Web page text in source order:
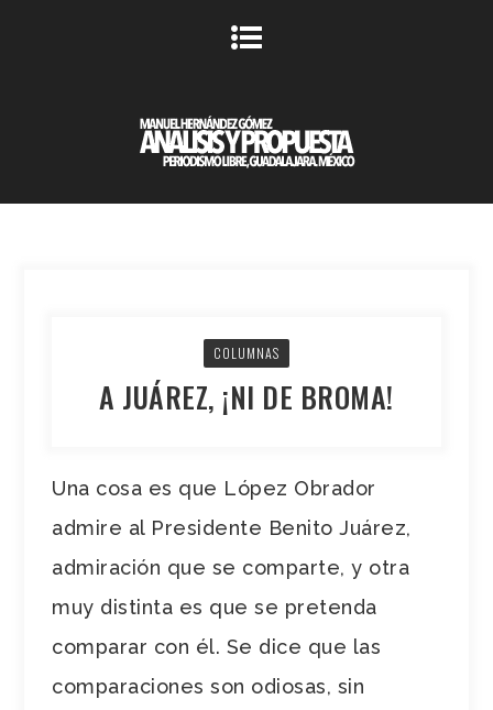
COLUMNAS
A JUÁREZ, ¡NI DE BROMA!
Una cosa es que López Obrador
admire al Presidente Benito Juárez,
admiración que se comparte, y otra
muy distinta es que se pretenda
comparar con él. Se dice que las
comparaciones son odiosas, sin